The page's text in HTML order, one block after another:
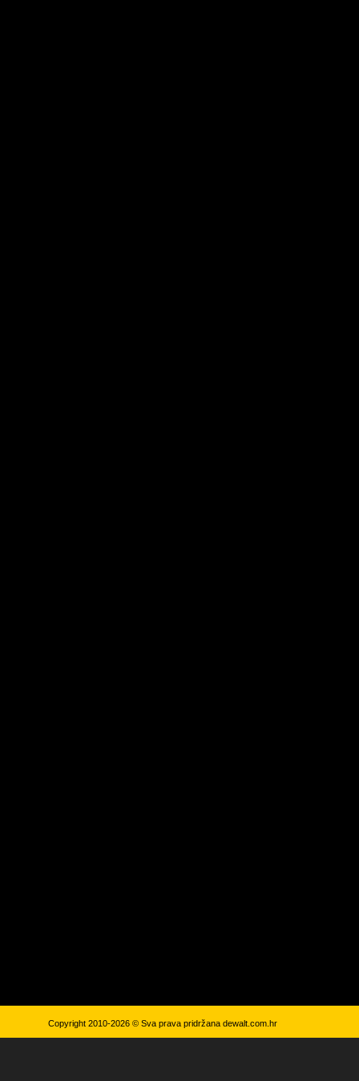
Copyright 2010-2026 © Sva prava pridržana dewalt.com.hr